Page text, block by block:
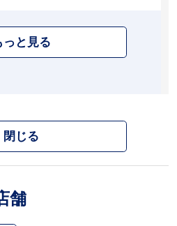
っと見る
閉じる
舗